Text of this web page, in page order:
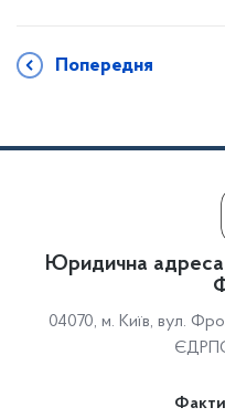
Попередня
Юридична адреса
04070, м. Київ, вул.